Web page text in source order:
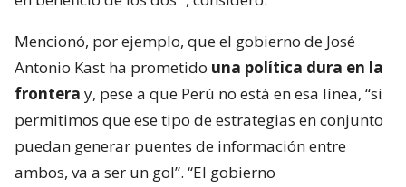
Mencionó, por ejemplo, que el gobierno de José
Antonio Kast ha prometido una política dura en la
frontera y, pese a que Perú no está en esa línea, “si
permitimos que ese tipo de estrategias en conjunto
puedan generar puentes de información entre
ambos, va a ser un gol”. “El gobierno